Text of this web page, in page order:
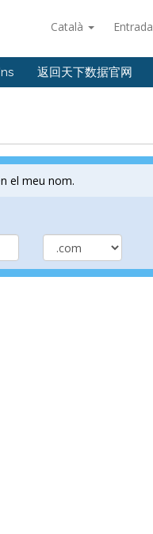
Català Entrada
返回天下数据官网
el meu nom.